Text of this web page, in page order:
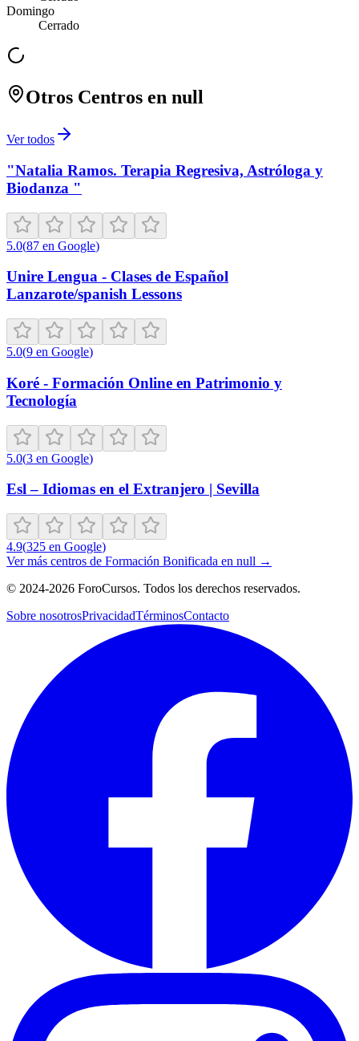
Domingo
Cerrado
Otros Centros en null
Ver todos
"Natalia Ramos. Terapia Regresiva, Astróloga y
Biodanza "
5.0(87 en Google)
Unire Lengua - Clases de Español
Lanzarote/spanish Lessons
5.0(9 en Google)
Koré - Formación Online en Patrimonio y
Tecnología
5.0(3 en Google)
Esl – Idiomas en el Extranjero | Sevilla
4.9(325 en Google)
Ver más centros de Formación Bonificada en null →
© 2024-2026 ForoCursos. Todos los derechos reservados.
Sobre nosotrosPrivacidadTérminosContacto